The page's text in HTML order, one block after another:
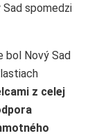
spomedzi
bol Nový Sad
z celej